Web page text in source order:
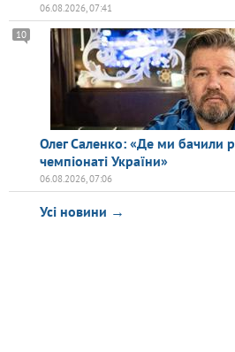
06.08.2026, 07:41
Олег Саленко: «Де ми бачили
чемпіонаті України»
10
06.08.2026, 07:06
Усі новини →